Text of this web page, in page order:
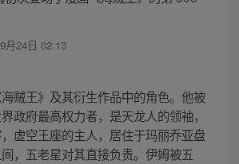
月24日 02:13
贼王》及其衍生作品中的角色。他被
政府最高权力者，是天龙人的领袖，
虚空王座的主人，居住于玛丽乔亚盘
，五老星对其直接负责。伊姆被五